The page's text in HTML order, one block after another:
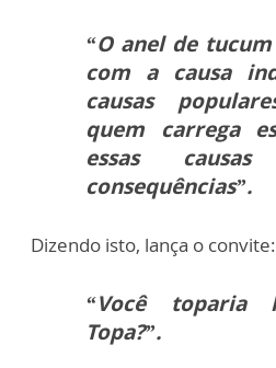
“O anel de
com a causa
causas
quem carrega
essas
consequências”.
Dizendo isto, lança o convite:
“Você toparia
Topa?”.